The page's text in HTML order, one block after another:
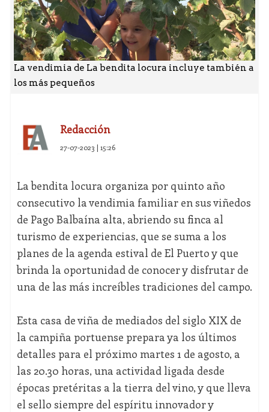
La vendimia de La bendita locura incluye también a
los más pequeños
Redacción
27-07-2023 | 15:26
La bendita locura organiza por quinto año
consecutivo la vendimia familiar en sus viñedos
de Pago Balbaína alta, abriendo su finca al
turismo de experiencias, que se suma a los
planes de la agenda estival de El Puerto y que
brinda la oportunidad de conocer y disfrutar de
una de las más increíbles tradiciones del campo.
Esta casa de viña de mediados del siglo XIX de
la campiña portuense prepara ya los últimos
detalles para el próximo martes 1 de agosto, a
las 20.30 horas, una actividad ligada desde
épocas pretéritas a la tierra del vino, y que lleva
el sello siempre del espíritu innovador y